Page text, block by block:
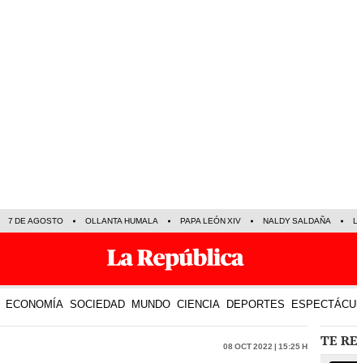
PAPA LEÓN XIV NALDY SALDAÑA
ECONOMÍA SOCIEDAD MUNDO CIENCIA DEPORTES
TE